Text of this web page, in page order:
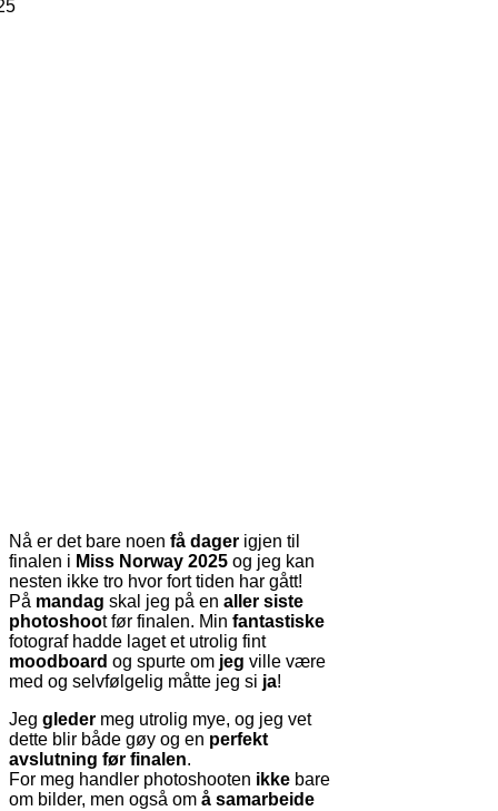
Nå er det bare noen få dager igjen til
finalen i Miss Norway 2025 og jeg kan
nesten ikke tro hvor fort tiden har gått!
På mandag skal jeg på en aller siste
photoshoot før finalen. Min fantastiske
fotograf hadde laget et utrolig fint
moodboard og spurte om jeg ville være
med og selvfølgelig måtte jeg si ja!
Jeg gleder meg utrolig mye, og jeg vet
dette blir både gøy og en perfekt
avslutning før finalen.
For meg handler photoshooten ikke bare
om bilder, men også om å samarbeide